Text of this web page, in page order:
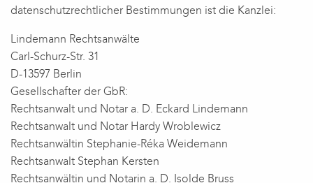
datenschutzrechtlicher Bestimmungen ist die Kanzlei:
Lindemann Rechtsanwälte
Carl-Schurz-Str. 31
D-13597 Berlin
Gesellschafter der GbR:
Rechtsanwalt und Notar a. D. Eckard Lindemann
Rechtsanwalt und Notar Hardy Wroblewicz
Rechtsanwältin Stephanie-Réka Weidemann
Rechtsanwalt Stephan Kersten
Rechtsanwältin und Notarin a. D. Isolde Bruss